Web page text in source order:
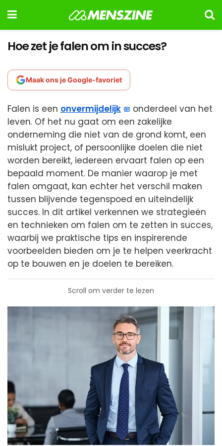
Hoe zet je falen om in succes?
Maak ons je Google-favoriet
Falen is een onvermijdelijk
onderdeel van het
leven. Of het nu gaat om een zakelijke
onderneming die niet van de grond komt, een
mislukt project, of persoonlijke doelen die niet
worden bereikt, iedereen ervaart falen op een
bepaald moment. De manier waarop je met
falen omgaat, kan echter het verschil maken
tussen blijvende tegenspoed en uiteindelijk
succes. In dit artikel verkennen we strategieën
en technieken om falen om te zetten in succes,
waarbij we praktische tips en inspirerende
voorbeelden bieden om je te helpen veerkracht
op te bouwen en je doelen te bereiken.
Scroll om verder te lezen